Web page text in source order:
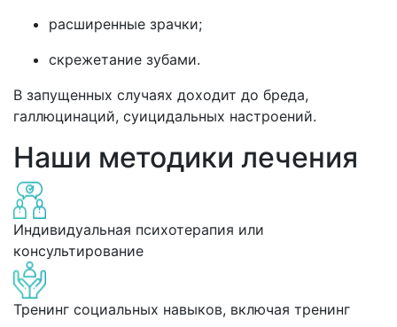
расширенные зрачки;
скрежетание зубами.
В запущенных случаях доходит до бреда,
галлюцинаций, суицидальных настроений.
Наши методики лечения
Индивидуальная психотерапия или
консультирование
Тренинг социальных навыков, включая тренинг